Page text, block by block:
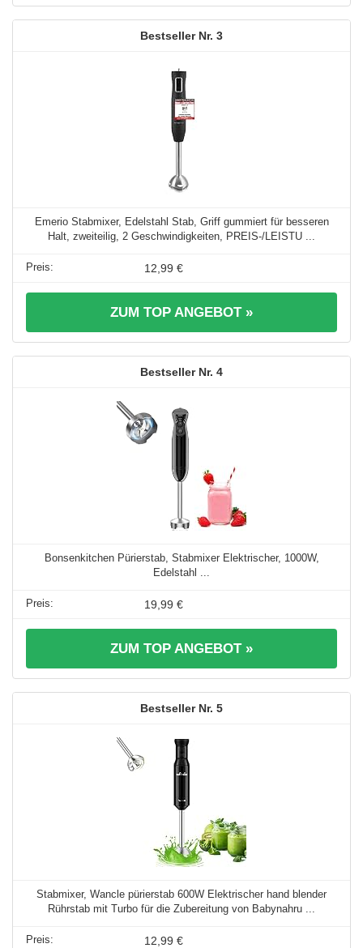
3
Emerio Stabmixer, Edelstahl Stab, Griff gummiert für besseren
Halt, zweiteilig, 2 Geschwindigkeiten, PREIS-/LEISTU ...
12,99 €
ZUM TOP ANGEBOT »
4
Bonsenkitchen Pürierstab, Stabmixer Elektrischer, 1000W,
Edelstahl ...
19,99 €
ZUM TOP ANGEBOT »
5
Stabmixer, Wancle pürierstab 600W Elektrischer hand blender
Rührstab mit Turbo für die Zubereitung von Babynahru ...
12,99 €